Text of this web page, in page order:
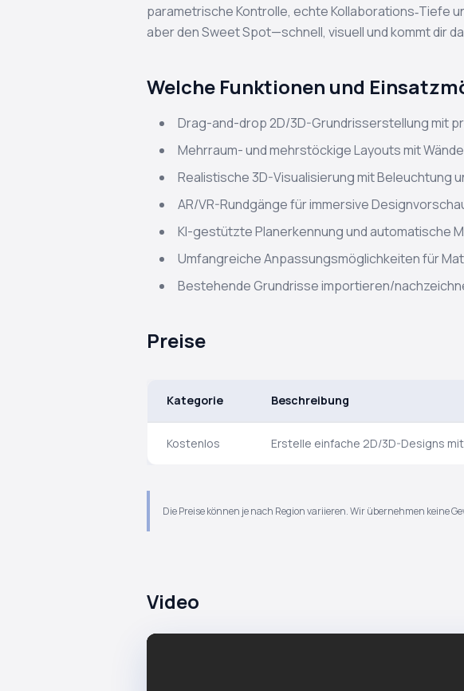
parametrische Kontrolle, echte Kollaborations‑Tiefe
aber den Sweet Spot—schnell, visuell und kommt dir
Welche Funktionen und
Drag-and-drop 2D/3D-Grundrisserstellung mit
Mehrraum- und mehrstöckige Layouts mit
Realistische 3D-Visualisierung mit Beleuchtung
AR/VR-Rundgänge für immersive
KI-gestützte Planerkennung und automatische
Umfangreiche Anpassungsmöglichkeiten für
Bestehende Grundrisse importieren/
Preise
Kategorie Beschreibung
Kostenlos Erstelle einfache 2D/3D-Designs
Die Preise können je nach Region variieren. Wir übernehmen keine
Video